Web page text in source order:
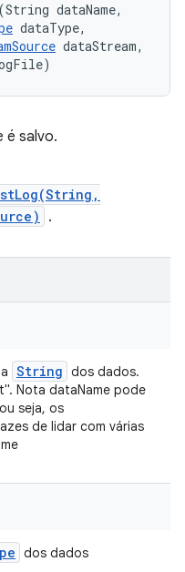
dataName,
dataType,
dataStream,
é salvo.
.
String dos dados.
Nota dataName pode
seja, os
de lidar com várias
dos dados